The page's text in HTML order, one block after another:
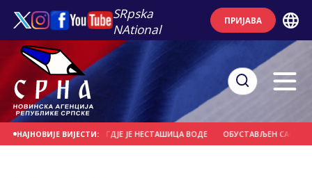
SRpska
NAtional
ПРИЈАВА
НАЈНОВИЈЕ ВИЈЕСТИ:
СРБИЈЕ У МЈЕСТИМА ГДЈЕ ЈЕ НЕСТАШИЦА ВОДЕ ОБУСТАВЉЕН САОБРАЋАЈ